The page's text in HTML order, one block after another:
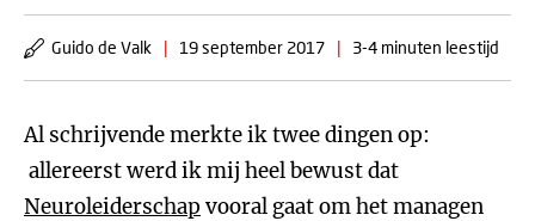
Guido de Valk | 19 september 2017 | 3-4 minuten leestijd
Al schrijvende merkte ik twee dingen op:
allereerst werd ik mij heel bewust dat
Neuroleiderschap vooral gaat om het managen